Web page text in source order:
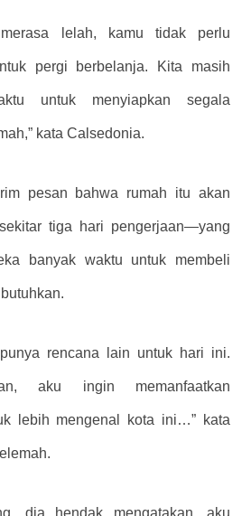
lelah, kamu tidak perlu
pergi berbelanja. Kita masih
untuk menyiapkan segala
kata Calsedonia.
pesan bahwa rumah itu akan
tiga hari pengerjaan—yang
banyak waktu untuk membeli
rencana lain untuk hari ini.
aku ingin memanfaatkan
lebih mengenal kota ini…” kata
dia hendak mengatakan, aku